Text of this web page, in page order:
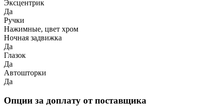
Эксцентрик
Да
Ручки
Нажимные, цвет хром
Ночная задвижка
Да
Глазок
Да
Автошторки
Да
Опции за доплату от поставщика